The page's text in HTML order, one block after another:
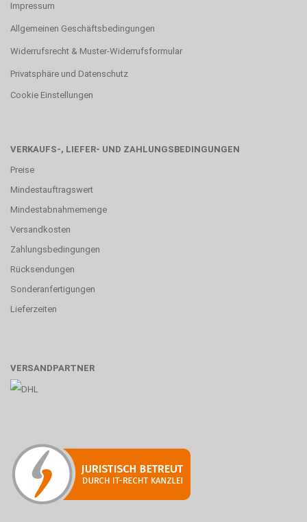
Impressum
Allgemeinen Geschäftsbedingungen
Widerrufsrecht & Muster-Widerrufsformular
Privatsphäre und Datenschutz
Cookie Einstellungen
VERKAUFS-, LIEFER- UND ZAHLUNGSBEDINGUNGEN
Preise
Mindestauftragswert
Mindestabnahmemenge
Versandkosten
Zahlungsbedingungen
Rücksendungen
Sonderanfertigungen
Lieferzeiten
VERSANDPARTNER